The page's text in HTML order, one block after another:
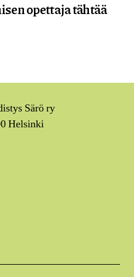
opettaja tähtää
Särö ry
Helsinki